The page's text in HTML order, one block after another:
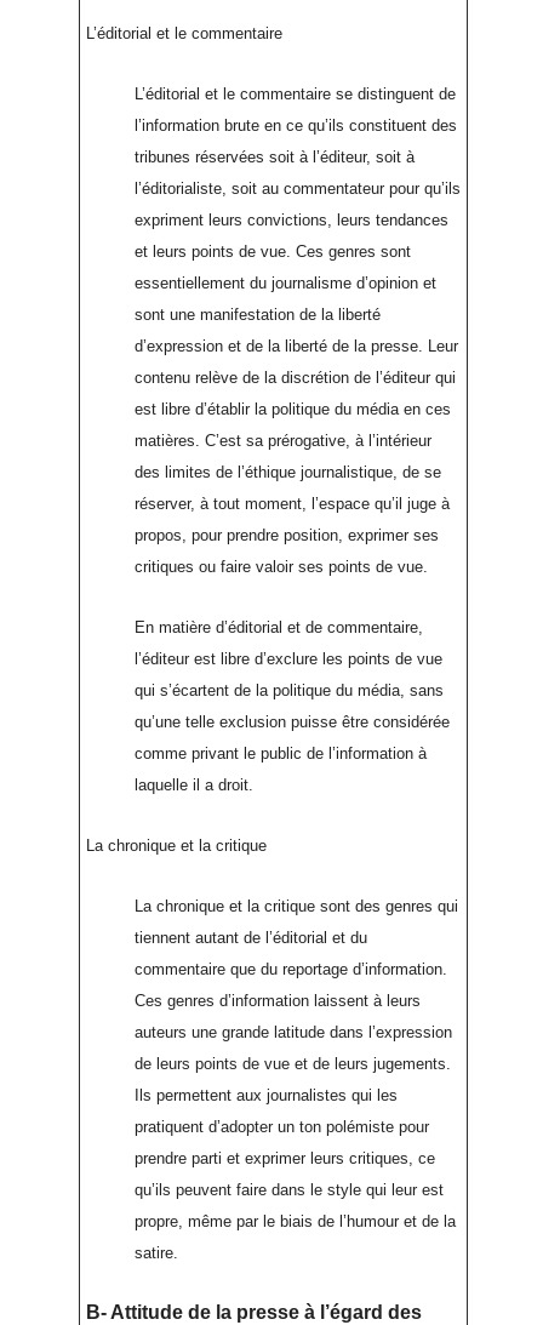
L’éditorial et le commentaire
L’éditorial et le commentaire se distinguent de
l’information brute en ce qu’ils constituent des
tribunes réservées soit à l’éditeur, soit à
l’éditorialiste, soit au commentateur pour qu’ils
expriment leurs convictions, leurs tendances
et leurs points de vue. Ces genres sont
essentiellement du journalisme d’opinion et
sont une manifestation de la liberté
d’expression et de la liberté de la presse. Leur
contenu relève de la discrétion de l’éditeur qui
est libre d’établir la politique du média en ces
matières. C’est sa prérogative, à l’intérieur
des limites de l’éthique journalistique, de se
réserver, à tout moment, l’espace qu’il juge à
propos, pour prendre position, exprimer ses
critiques ou faire valoir ses points de vue.
En matière d’éditorial et de commentaire,
l’éditeur est libre d’exclure les points de vue
qui s’écartent de la politique du média, sans
qu’une telle exclusion puisse être considérée
comme privant le public de l’information à
laquelle il a droit.
La chronique et la critique
La chronique et la critique sont des genres qui
tiennent autant de l’éditorial et du
commentaire que du reportage d’information.
Ces genres d’information laissent à leurs
auteurs une grande latitude dans l’expression
de leurs points de vue et de leurs jugements.
Ils permettent aux journalistes qui les
pratiquent d’adopter un ton polémiste pour
prendre parti et exprimer leurs critiques, ce
qu’ils peuvent faire dans le style qui leur est
propre, même par le biais de l’humour et de la
satire.
B- Attitude de la presse à l’égard des